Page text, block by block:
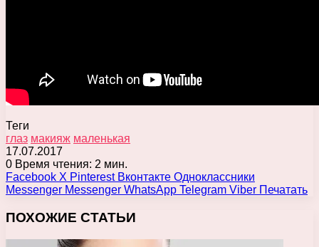
Теги
глаз макияж маленькая
17.07.2017
0 Время чтения: 2 мин.
Facebook X Pinterest Вконтакте Одноклассники
Messenger Messenger WhatsApp Telegram Viber Печатать
ПОХОЖИЕ СТАТЬИ